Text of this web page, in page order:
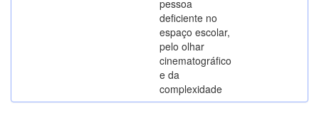
pessoa
deficiente no
espaço escolar,
pelo olhar
cinematográfico
e da
complexidade